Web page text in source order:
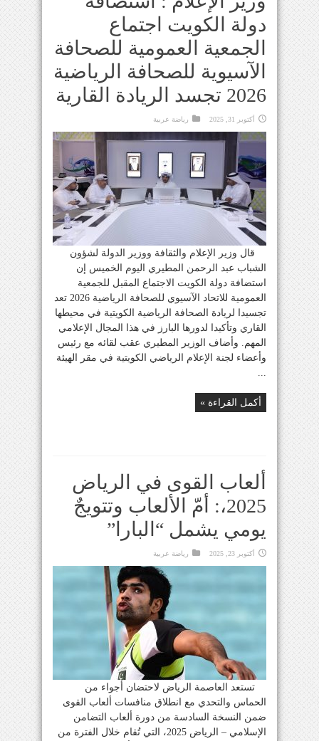
دولة الكويت اجتماع
الجمعية العمومية للصحافة
الآسيوية للصحافة الرياضية
2026 تجسد الريادة القارية
أكتوبر 31, 2025 رياضة عربية
قال وزير الإعلام والثقافة ووزير الدولة لشؤون
الشباب عبد الرحمن المطيري اليوم الخميس إن
استضافة دولة الكويت الاجتماع المقبل للجمعية
العمومية للاتحاد الآسيوي للصحافة الرياضية 2026 تعد
تجسيدا لريادة الصحافة الرياضية الكويتية في محيطها
القاري وتأكيدا لدورها البارز في هذا المجال الإعلامي
المهم. وأضاف الوزير المطيري عقب لقائه مع رئيس
وأعضاء لجنة الإعلام الرياضي الكويتية في مقر الهيئة
...
أكمل القراءة »
ألعاب القوى في الرياض
2025،: أمّ الألعاب وتتويجٌ
يومي يشمل “البارا”
أكتوبر 23, 2025 رياضة عربية
تستعد العاصمة الرياض لاحتضان أجواء من
الحماس والتحدي مع انطلاق منافسات ألعاب القوى
ضمن النسخة السادسة من دورة ألعاب التضامن
الإسلامي – الرياض 2025، التي تُقام خلال الفترة من